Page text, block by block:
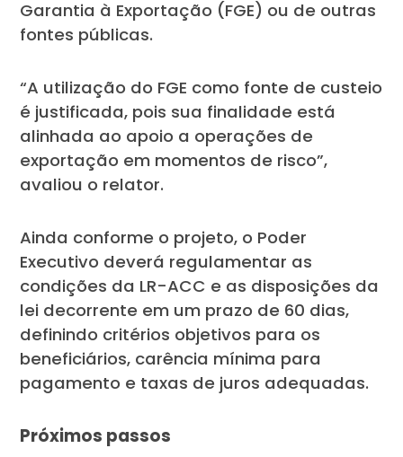
Garantia à Exportação (FGE) ou de outras
fontes públicas.
“A utilização do FGE como fonte de custeio
é justificada, pois sua finalidade está
alinhada ao apoio a operações de
exportação em momentos de risco”,
avaliou o relator.
Ainda conforme o projeto, o Poder
Executivo deverá regulamentar as
condições da LR-ACC e as disposições da
lei decorrente em um prazo de 60 dias,
definindo critérios objetivos para os
beneficiários, carência mínima para
pagamento e taxas de juros adequadas.
Próximos passos